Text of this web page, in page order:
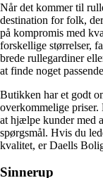
Når det kommer til
destination for folk,
på kompromis med
forskellige størrelser,
brede rullegardiner
at finde noget
Butikken har et godt
overkommelige
at hjælpe kunder med
spørgsmål. Hvis du
kvalitet, er Daells
Sinnerup